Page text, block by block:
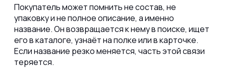
Покупатель может помнить не состав, не
упаковку и не полное описание, а именно
название. Он возвращается к нему в поиске, ищет
его в каталоге, узнаёт на полке или в карточке.
Если название резко меняется, часть этой связи
теряется.